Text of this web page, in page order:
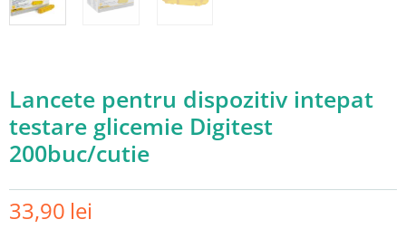
Lancete pentru dispozitiv intepat
testare glicemie Digitest
200buc/cutie
33,90 lei